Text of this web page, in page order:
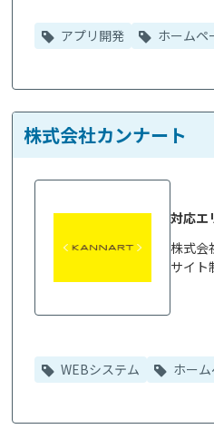
アプリ開発 ホームペ
株式会社カンナート
株式会
サイト
対応エ
WEBシステム ホー